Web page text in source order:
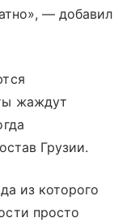
— добавил
жаждут
Грузии.
из которого
просто